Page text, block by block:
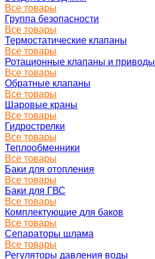
Все товары
Группа безопасности
Все товары
Термостатические клапаны
Все товары
Ротационные клапаны и приводы
Все товары
Обратные клапаны
Все товары
Шаровые краны
Все товары
Гидрострелки
Все товары
Теплообменники
Все товары
Баки для отопления
Все товары
Баки для ГВС
Все товары
Комплектующие для баков
Все товары
Сепараторы шлама
Все товары
Регуляторы давления воды